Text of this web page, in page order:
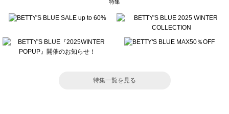
特集
特集一覧を見る